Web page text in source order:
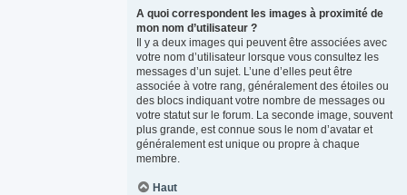
A quoi correspondent les images à proximité de
mon nom d’utilisateur ?
Il y a deux images qui peuvent être associées avec
votre nom d’utilisateur lorsque vous consultez les
messages d’un sujet. L’une d’elles peut être
associée à votre rang, généralement des étoiles ou
des blocs indiquant votre nombre de messages ou
votre statut sur le forum. La seconde image, souvent
plus grande, est connue sous le nom d’avatar et
généralement est unique ou propre à chaque
membre.
Haut